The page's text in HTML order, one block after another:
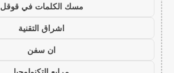
مسك الكلمات في قوقل
اشراق التقنية
ان سفن